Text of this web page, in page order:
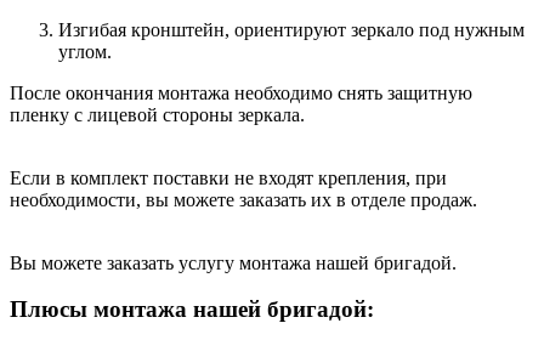
Изгибая кронштейн, ориентируют зеркало под нужным
углом.
После окончания монтажа необходимо снять защитную
пленку с лицевой стороны зеркала.
Если в комплект поставки не входят крепления, при
необходимости, вы можете заказать их в отделе продаж.
Вы можете заказать услугу монтажа нашей бригадой.
Плюсы монтажа нашей бригадой: